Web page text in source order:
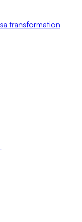
transformation